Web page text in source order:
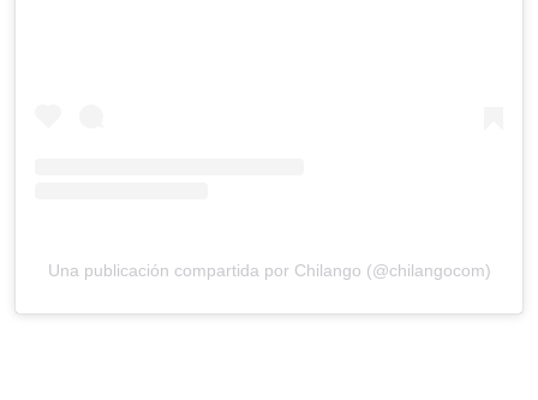
Una publicación compartida por Chilango (@chilangocom)